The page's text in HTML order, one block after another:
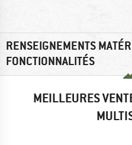
RENSEIGNEMENTS
FONCTIONNALITÉS
MEILLEURES